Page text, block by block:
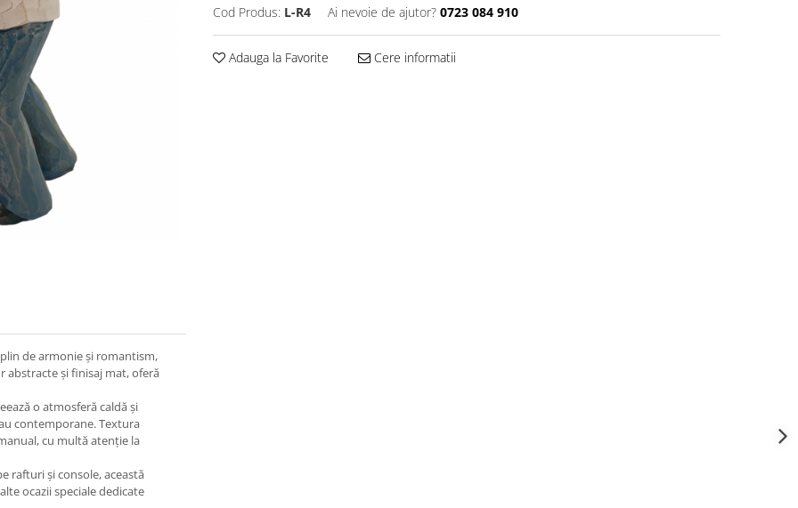
Cod Produs: L-R4 Ai nevoie de ajutor? 0723 084 910
Adauga la Favorite Cere informatii
de armonie și romantism,
abstracte și finisaj mat, oferă
o atmosferă caldă și
contemporane. Textura
cu multă atenție la
rafturi și console, această
ocazii speciale dedicate